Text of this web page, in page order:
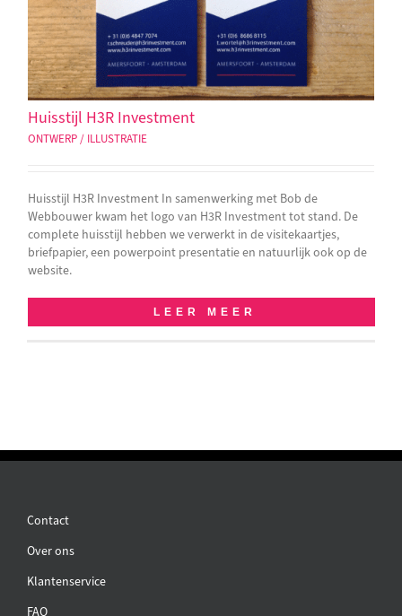
Huisstijl H3R Investment
ONTWERP / ILLUSTRATIE
Huisstijl H3R Investment In samenwerking met Bob de
Webbouwer kwam het logo van H3R Investment tot stand. De
complete huisstijl hebben we verwerkt in de visitekaartjes,
briefpapier, een powerpoint presentatie en natuurlijk ook op de
website.
LEER MEER
Contact
Over ons
Klantenservice
FAQ